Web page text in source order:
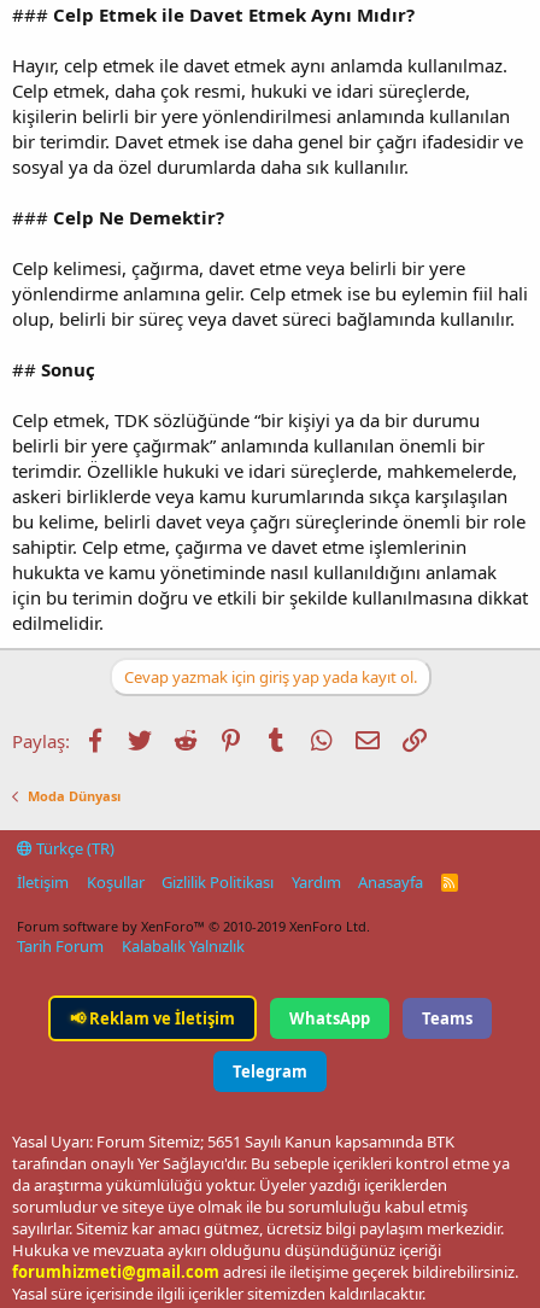
### Celp Etmek ile Davet Etmek Aynı Mıdır?
Hayır, celp etmek ile davet etmek aynı anlamda kullanılmaz.
Celp etmek, daha çok resmi, hukuki ve idari süreçlerde,
kişilerin belirli bir yere yönlendirilmesi anlamında kullanılan
bir terimdir. Davet etmek ise daha genel bir çağrı ifadesidir ve
sosyal ya da özel durumlarda daha sık kullanılır.
### Celp Ne Demektir?
Celp kelimesi, çağırma, davet etme veya belirli bir yere
yönlendirme anlamına gelir. Celp etmek ise bu eylemin fiil hali
olup, belirli bir süreç veya davet süreci bağlamında kullanılır.
## Sonuç
Celp etmek, TDK sözlüğünde “bir kişiyi ya da bir durumu
belirli bir yere çağırmak” anlamında kullanılan önemli bir
terimdir. Özellikle hukuki ve idari süreçlerde, mahkemelerde,
askeri birliklerde veya kamu kurumlarında sıkça karşılaşılan
bu kelime, belirli davet veya çağrı süreçlerinde önemli bir role
sahiptir. Celp etme, çağırma ve davet etme işlemlerinin
hukukta ve kamu yönetiminde nasıl kullanıldığını anlamak
için bu terimin doğru ve etkili bir şekilde kullanılmasına dikkat
edilmelidir.
Cevap yazmak için giriş yap yada kayıt ol.
Paylaş: Facebook
TwitterReddit PinterestTumblrWhatsApp
E-postaLink
Moda Dünyası
Türkçe (TR)
İletişim
Koşullar Gizlilik Politikası Yardım Anasayfa
R
Forum software by XenForo™ © 2010-2019 XenForo Ltd.
Tarih Forum Kalabalık Yalnızlık
📢Reklam ve İletişim WhatsApp Teams
Telegram
Yasal Uyarı: Forum Sitemiz; 5651 Sayılı Kanun kapsamında BTK
tarafından onaylı Yer Sağlayıcı'dır. Bu sebeple içerikleri kontrol etme ya
da araştırma yükümlülüğü yoktur. Üyeler yazdığı içeriklerden
sorumludur ve siteye üye olmak ile bu sorumluluğu kabul etmiş
sayılırlar. Sitemiz kar amacı gütmez, ücretsiz bilgi paylaşım merkezidir.
Hukuka ve mevzuata aykırı olduğunu düşündüğünüz içeriği
forumhizmeti@gmail.com adresi ile iletişime geçerek bildirebilirsiniz.
Yasal süre içerisinde ilgili içerikler sitemizden kaldırılacaktır.